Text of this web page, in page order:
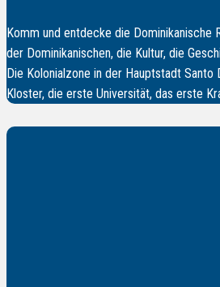
Komm und entdecke die Dominikanische
der Dominikanischen, die Kultur, die
Die Kolonialzone in der Hauptstadt
Kloster, die erste Universität, das erste